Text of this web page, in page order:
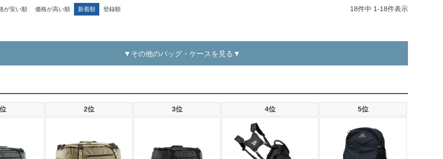
が安い順 価格が高い順 新着順 登録順 18件中 1-18件表示
▼その他のバッグ・ケースを見る▼
2位 3位 4位 5位